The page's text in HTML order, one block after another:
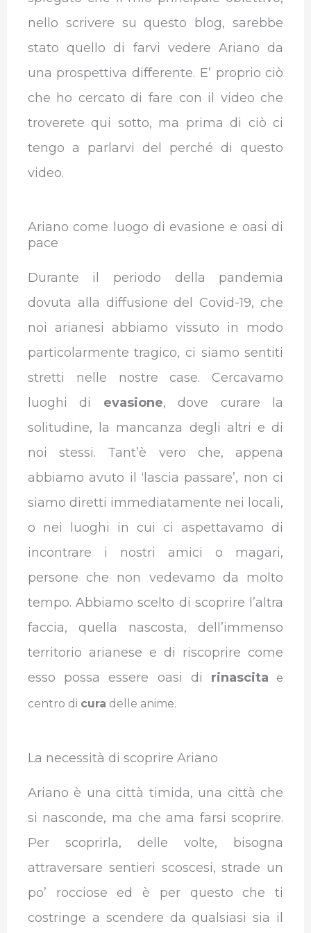
nello scrivere su questo blog, sarebbe
stato quello di farvi vedere Ariano da
una prospettiva differente. E’ proprio ciò
che ho cercato di fare con il video che
troverete qui sotto, ma prima di ciò ci
tengo a parlarvi del perché di questo
video.
Ariano come luogo di evasione e oasi di
pace
Durante il periodo della pandemia
dovuta alla diffusione del Covid-19, che
noi arianesi abbiamo vissuto in modo
particolarmente tragico, ci siamo sentiti
stretti nelle nostre case. Cercavamo
luoghi di evasione, dove curare la
solitudine, la mancanza degli altri e di
noi stessi. Tant’è vero che, appena
abbiamo avuto il ‘lascia passare’, non ci
siamo diretti immediatamente nei locali,
o nei luoghi in cui ci aspettavamo di
incontrare i nostri amici o magari,
persone che non vedevamo da molto
tempo. Abbiamo scelto di scoprire l’altra
faccia, quella nascosta, dell’immenso
territorio arianese e di riscoprire come
esso possa essere oasi di rinascita e
centro di cura delle anime.
La necessità di scoprire Ariano
Ariano è una città timida, una città che
si nasconde, ma che ama farsi scoprire.
Per scoprirla, delle volte, bisogna
attraversare sentieri scoscesi, strade un
po’ rocciose ed è per questo che ti
costringe a scendere da qualsiasi sia il